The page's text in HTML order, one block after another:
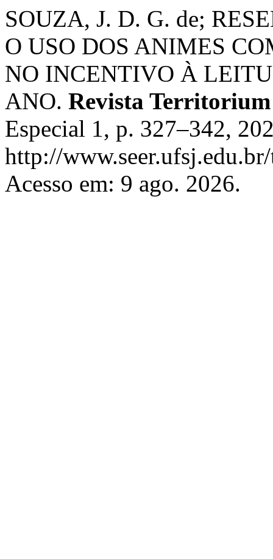
SOUZA, J. D. G. de;
O USO DOS ANIMES
NO INCENTIVO À
ANO. Revista
Especial 1, p. 327–342,
http://
Acesso em: 9 ago. 2026.